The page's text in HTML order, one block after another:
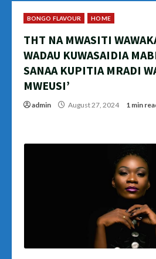
BONGO FLAVOUR HOME
THT NA MWASITI
WADAU KUWASAIDIA
SANAA KUPITIA MRADI
MWEUSI’
admin August 27, 2024 1 min